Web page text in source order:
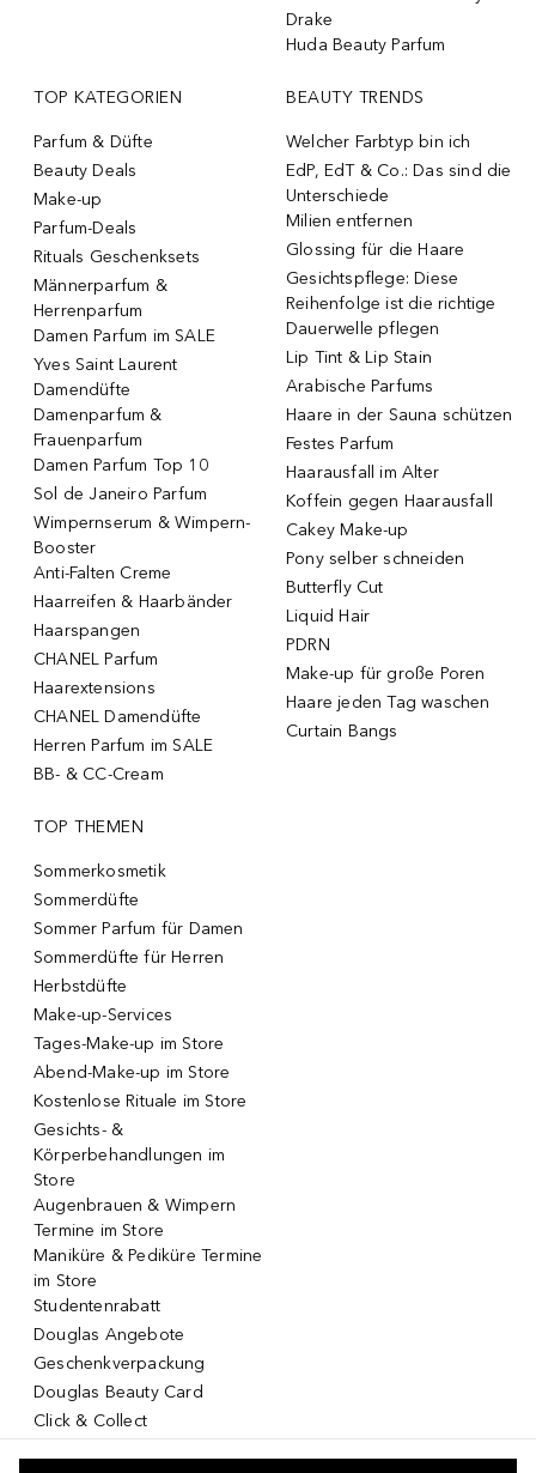
Drake
Huda Beauty Parfum
TOP KATEGORIEN
Parfum & Düfte
Beauty Deals
Make-up
Parfum-Deals
Rituals Geschenksets
Männerparfum &
Herrenparfum
Damen Parfum im SALE
Yves Saint Laurent
Damendüfte
Damenparfum &
Frauenparfum
Damen Parfum Top 10
Sol de Janeiro Parfum
Wimpernserum & Wimpern-
Booster
Anti-Falten Creme
Haarreifen & Haarbänder
Haarspangen
CHANEL Parfum
Haarextensions
CHANEL Damendüfte
Herren Parfum im SALE
BB- & CC-Cream
BEAUTY TRENDS
Welcher Farbtyp bin ich
EdP, EdT & Co.: Das sind die
Unterschiede
Milien entfernen
Glossing für die Haare
Gesichtspflege: Diese
Reihenfolge ist die richtige
Dauerwelle pflegen
Lip Tint & Lip Stain
Arabische Parfums
Haare in der Sauna schützen
Festes Parfum
Haarausfall im Alter
Koffein gegen Haarausfall
Cakey Make-up
Pony selber schneiden
Butterfly Cut
Liquid Hair
PDRN
Make-up für große Poren
Haare jeden Tag waschen
Curtain Bangs
TOP THEMEN
Sommerkosmetik
Sommerdüfte
Sommer Parfum für Damen
Sommerdüfte für Herren
Herbstdüfte
Make-up-Services
Tages-Make-up im Store
Abend-Make-up im Store
Kostenlose Rituale im Store
Gesichts- &
Körperbehandlungen im
Store
Augenbrauen & Wimpern
Termine im Store
Maniküre & Pediküre Termine
im Store
Studentenrabatt
Douglas Angebote
Geschenkverpackung
Douglas Beauty Card
Click & Collect